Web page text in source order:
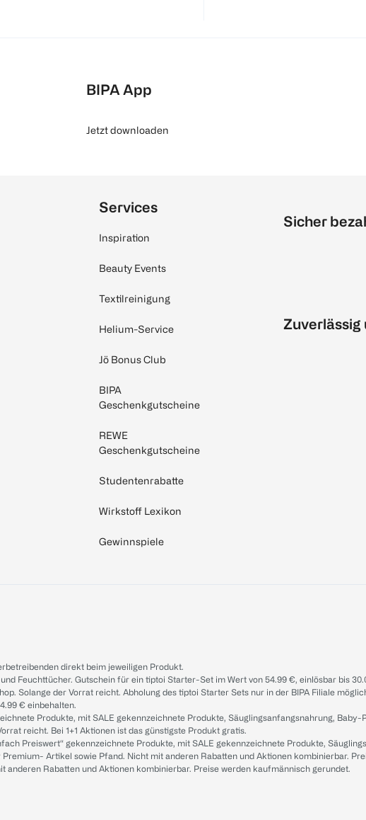
BIPA App
Jetzt downloaden
Services
Inspiration
Beauty Events
Textilreinigung
Helium-Service
Jö Bonus Club
BIPA
Geschenkgutscheine
REWE
Geschenkgutscheine
Studentenrabatte
Wirkstoff Lexikon
Gewinnspiele
Sicher
Zuverlässig
direkt beim jeweiligen Produkt.
Feuchttücher. Gutschein für ein tiptoi Starter-Set im Wert von 54.99 €, einlösbar bis
Solange der Vorrat reicht. Abholung des tiptoi Starter Sets nur in der BIPA Filiale
€ einbehalten.
Produkte, mit SALE gekennzeichnete Produkte, Säuglingsanfangsnahrung,
reicht. Bei 1+1 Aktionen ist das günstigste Produkt gratis.
Preiswert“ gekennzeichnete Produkte, mit SALE gekennzeichnete Produkte,
Premium- Artikel sowie Pfand. Nicht mit anderen Rabatten und Aktionen kombinierbar.
anderen Rabatten und Aktionen kombinierbar. Preise werden kaufmännisch gerundet.